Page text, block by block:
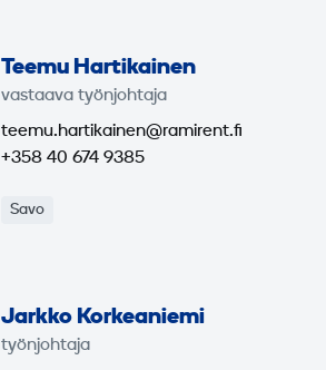
Teemu Hartikainen
vastaava työnjohtaja
teemu.hartikainen@ramirent.fi
+358 40 674 9385
Savo
Jarkko Korkeaniemi
työnjohtaja